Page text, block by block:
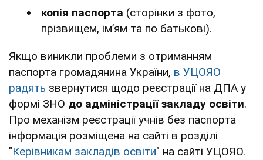
копія паспорта (сторінки з фото,
прізвищем, ім’ям та по батькові).
Якщо виникли проблеми з отриманням
паспорта громадянина України, в УЦОЯО
радять звернутися щодо реєстрації на ДПА у
формі ЗНО до адміністрації закладу освіти.
Про механізм реєстрації учнів без паспорта
інформація розміщена на сайті в розділі
"Керівникам закладів освіти" на сайті УЦОЯО.